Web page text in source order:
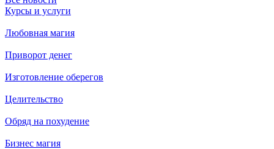
Курсы и услуги
Любовная магия
Приворот денег
Изготовление оберегов
Целительство
Обряд на похудение
Бизнес магия